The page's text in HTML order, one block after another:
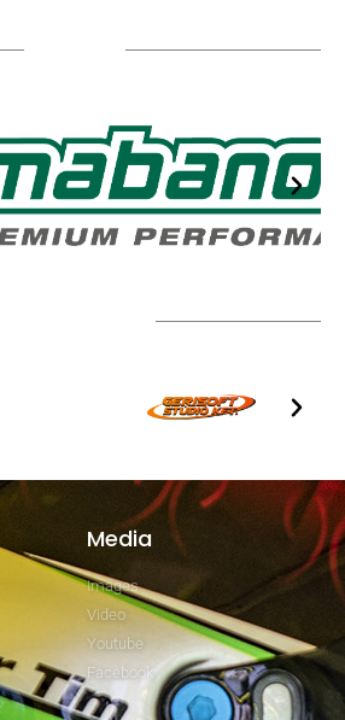
Media
Images
Video
Youtube
Facebook